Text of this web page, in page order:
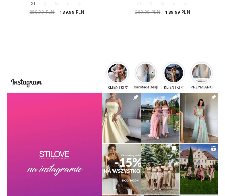
XS
289.99 PLN 189.99 PLN 289.99 PLN 189.99 PLN